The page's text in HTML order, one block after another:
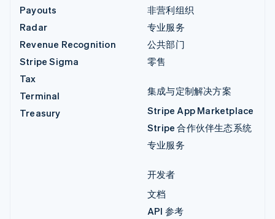
Payouts
Radar
Revenue Recognition
Stripe Sigma
Tax
Terminal
Treasury
非营利组织
专业服务
公共部门
零售
集成与定制解决方案
Stripe App Marketplace
Stripe 合作伙伴生态系统
专业服务
开发者
文档
API 参考